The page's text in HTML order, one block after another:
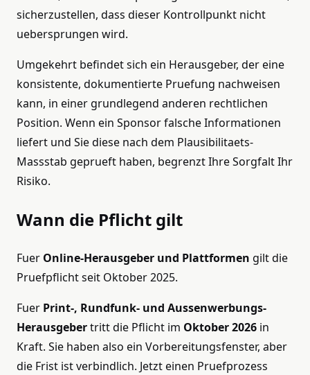
sicherzustellen, dass dieser Kontrollpunkt nicht
uebersprungen wird.
Umgekehrt befindet sich ein Herausgeber, der eine
konsistente, dokumentierte Pruefung nachweisen
kann, in einer grundlegend anderen rechtlichen
Position. Wenn ein Sponsor falsche Informationen
liefert und Sie diese nach dem Plausibilitaets-
Massstab geprueft haben, begrenzt Ihre Sorgfalt Ihr
Risiko.
Wann die Pflicht gilt
Fuer Online-Herausgeber und Plattformen gilt die
Pruefpflicht seit Oktober 2025.
Fuer Print-, Rundfunk- und Aussenwerbungs-
Herausgebertritt die Pflicht im Oktober 2026 in
Kraft. Sie haben also ein Vorbereitungsfenster, aber
die Frist ist verbindlich. Jetzt einen Pruefprozess